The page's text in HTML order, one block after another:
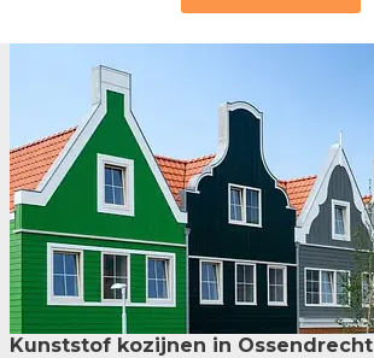
Kunststof kozijnen in Ossendrecht